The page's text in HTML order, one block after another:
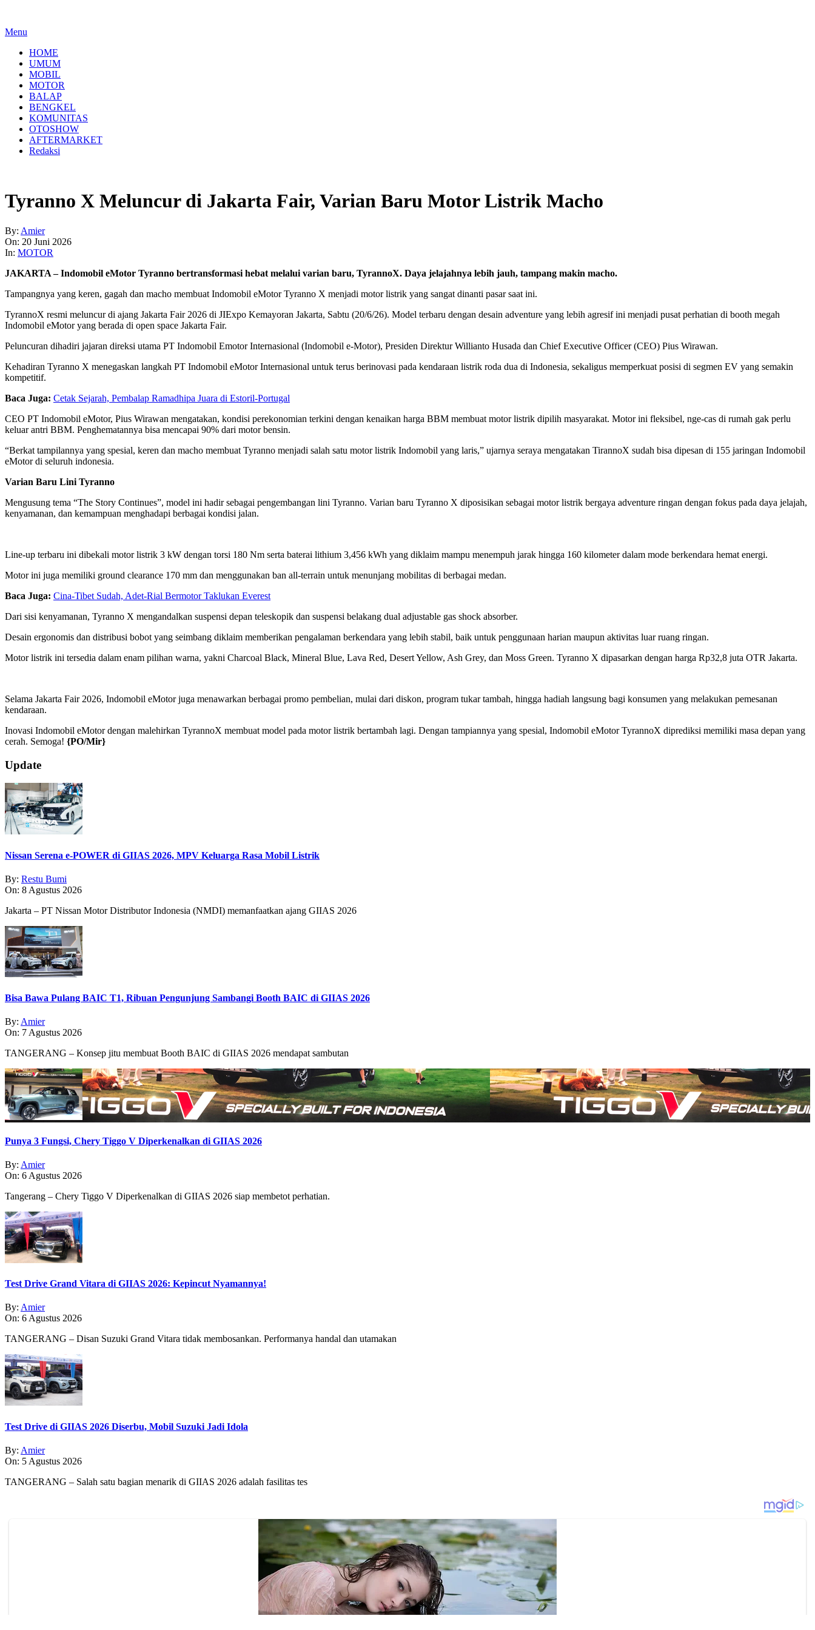
Menu
HOME
UMUM
MOBIL
MOTOR
BALAP
BENGKEL
KOMUNITAS
OTOSHOW
AFTERMARKET
Redaksi
Tyranno X Meluncur di Jakarta Fair, Varian Baru Motor Listrik Macho
By: Amier
On: 20 Juni 2026
In: MOTOR
JAKARTA – Indomobil eMotor Tyranno bertransformasi hebat melalui varian baru, TyrannoX. Daya jelajahnya lebih jauh, tampang makin macho.
Tampangnya yang keren, gagah dan macho membuat Indomobil eMotor Tyranno X menjadi motor listrik yang sangat dinanti pasar saat ini.
TyrannoX resmi meluncur di ajang Jakarta Fair 2026 di JIExpo Kemayoran Jakarta, Sabtu (20/6/26). Model terbaru dengan desain adventure yang lebih agresif ini menjadi pusat perhatian di booth megah
Indomobil eMotor yang berada di open space Jakarta Fair.
Peluncuran dihadiri jajaran direksi utama PT Indomobil Emotor Internasional (Indomobil e-Motor), Presiden Direktur Willianto Husada dan Chief Executive Officer (CEO) Pius Wirawan.
Kehadiran Tyranno X menegaskan langkah PT Indomobil eMotor Internasional untuk terus berinovasi pada kendaraan listrik roda dua di Indonesia, sekaligus memperkuat posisi di segmen EV yang semakin
kompetitif.
Baca Juga: Cetak Sejarah, Pembalap Ramadhipa Juara di Estoril-Portugal
CEO PT Indomobil eMotor, Pius Wirawan mengatakan, kondisi perekonomian terkini dengan kenaikan harga BBM membuat motor listrik dipilih masyarakat. Motor ini fleksibel, nge-cas di rumah gak perlu
keluar antri BBM. Penghematannya bisa mencapai 90% dari motor bensin.
“Berkat tampilannya yang spesial, keren dan macho membuat Tyranno menjadi salah satu motor listrik Indomobil yang laris,” ujarnya seraya mengatakan TirannoX sudah bisa dipesan di 155 jaringan Indomobil
eMotor di seluruh indonesia.
Varian Baru Lini Tyranno
Mengusung tema “The Story Continues”, model ini hadir sebagai pengembangan lini Tyranno. Varian baru Tyranno X diposisikan sebagai motor listrik bergaya adventure ringan dengan fokus pada daya jelajah,
kenyamanan, dan kemampuan menghadapi berbagai kondisi jalan.
Line-up terbaru ini dibekali motor listrik 3 kW dengan torsi 180 Nm serta baterai lithium 3,456 kWh yang diklaim mampu menempuh jarak hingga 160 kilometer dalam mode berkendara hemat energi.
Motor ini juga memiliki ground clearance 170 mm dan menggunakan ban all-terrain untuk menunjang mobilitas di berbagai medan.
Baca Juga: Cina-Tibet Sudah, Adet-Rial Bermotor Taklukan Everest
Dari sisi kenyamanan, Tyranno X mengandalkan suspensi depan teleskopik dan suspensi belakang dual adjustable gas shock absorber.
Desain ergonomis dan distribusi bobot yang seimbang diklaim memberikan pengalaman berkendara yang lebih stabil, baik untuk penggunaan harian maupun aktivitas luar ruang ringan.
Motor listrik ini tersedia dalam enam pilihan warna, yakni Charcoal Black, Mineral Blue, Lava Red, Desert Yellow, Ash Grey, dan Moss Green. Tyranno X dipasarkan dengan harga Rp32,8 juta OTR Jakarta.
Selama Jakarta Fair 2026, Indomobil eMotor juga menawarkan berbagai promo pembelian, mulai dari diskon, program tukar tambah, hingga hadiah langsung bagi konsumen yang melakukan pemesanan
kendaraan.
Inovasi Indomobil eMotor dengan malehirkan TyrannoX membuat model pada motor listrik bertambah lagi. Dengan tampiannya yang spesial, Indomobil eMotor TyrannoX diprediksi memiliki masa depan yang
cerah. Semoga! {PO/Mir}
2026-
06-
20
Update
Nissan Serena e-POWER di GIIAS 2026, MPV Keluarga Rasa Mobil Listrik
By: Restu Bumi
On: 8 Agustus 2026
Jakarta – PT Nissan Motor Distributor Indonesia (NMDI) memanfaatkan ajang GIIAS 2026
Bisa Bawa Pulang BAIC T1, Ribuan Pengunjung Sambangi Booth BAIC di GIIAS 2026
By: Amier
On: 7 Agustus 2026
TANGERANG – Konsep jitu membuat Booth BAIC di GIIAS 2026 mendapat sambutan
Punya 3 Fungsi, Chery Tiggo V Diperkenalkan di GIIAS 2026
By: Amier
On: 6 Agustus 2026
Tangerang – Chery Tiggo V Diperkenalkan di GIIAS 2026 siap membetot perhatian.
Test Drive Grand Vitara di GIIAS 2026: Kepincut Nyamannya!
By: Amier
On: 6 Agustus 2026
TANGERANG – Disan Suzuki Grand Vitara tidak membosankan. Performanya handal dan utamakan
Test Drive di GIIAS 2026 Diserbu, Mobil Suzuki Jadi Idola
By: Amier
On: 5 Agustus 2026
TANGERANG – Salah satu bagian menarik di GIIAS 2026 adalah fasilitas tes